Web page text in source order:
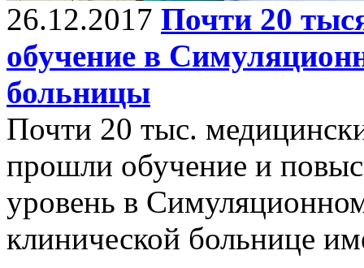
26.12.2017 Почти 20
обучение в
больницы
Почти 20 тыс.
прошли обучение и
уровень в
клинической больнице